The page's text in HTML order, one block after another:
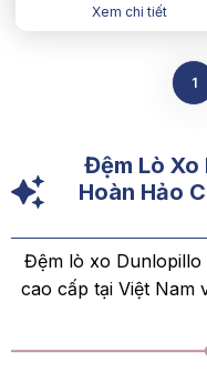
Xem chi tiết
1
Đệm Lò Xo
Hoàn Hảo
Đệm lò xo
cao cấp tại Việt Nam